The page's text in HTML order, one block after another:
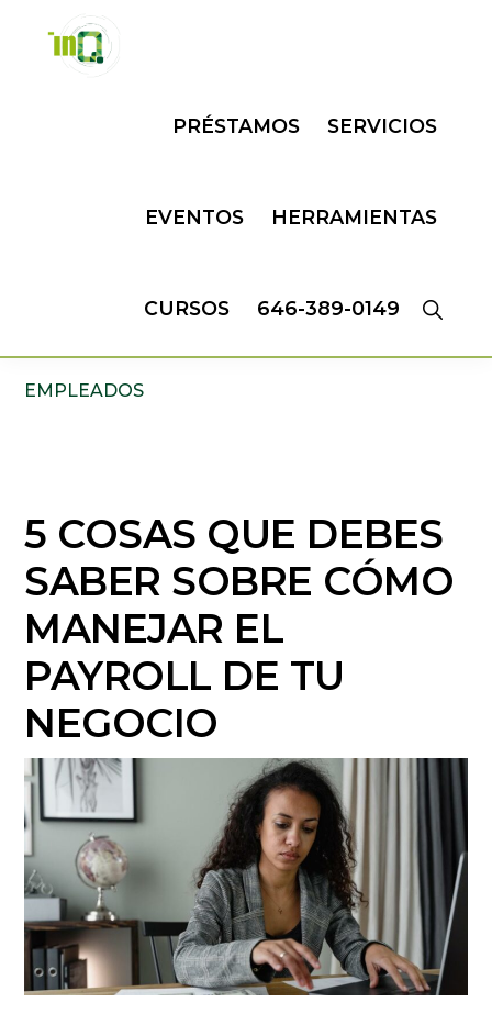
PRÉSTAMOS SERVICIOS
EVENTOS HERRAMIENTAS
CURSOS 646-389-0149
EMPLEADOS
5 COSAS QUE DEBES
SABER SOBRE CÓMO
MANEJAR EL
PAYROLL DE TU
NEGOCIO